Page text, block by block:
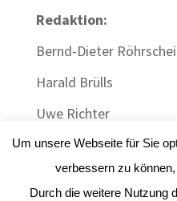
Redaktion:
Bernd-Dieter
Harald Brülls
Uwe Richter
Um unsere Webseite für Sie
verbessern zu
Durch die weitere Nutzung